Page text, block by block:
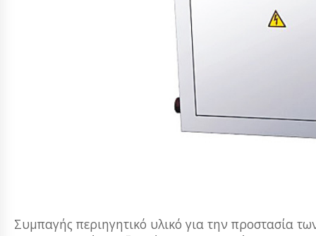
Συμπαγής περιηγητικό υλικό για την προστασία